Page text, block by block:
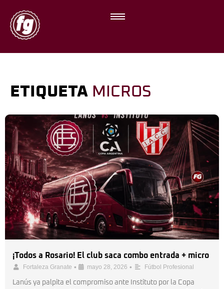
ETIQUETA MICROS
¡Todos a Rosario! El club saca combo entrada + micro
Fortaleza Granate • mayo 28, 2026 • Fútbol Profesional
Lanús ya palpita el compromiso ante Instituto por la Copa